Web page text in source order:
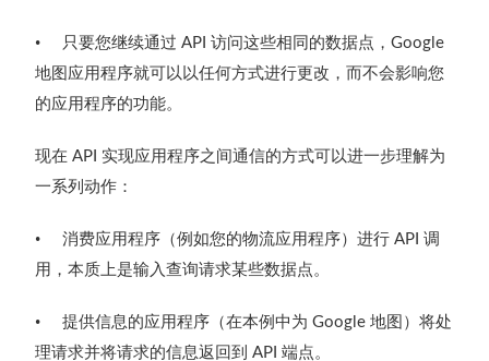
• 只要您继续通过 API访问这些相同的数据点，Google
地图应用程序就可以以任何方式进行更改，而不会影响您
的应用程序的功能。
现在 API 实现应用程序之间通信的方式可以进一步理解为
一系列动作：
• 消费应用程序（例如您的物流应用程序）进行 API调
用，本质上是输入查询请求某些数据点。
• 提供信息的应用程序（在本例中为 Google地图）将处
理请求并将请求的信息返回到 API端点。